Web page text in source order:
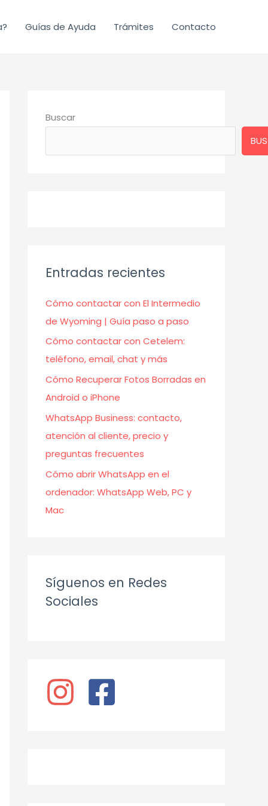
Guías de Ayuda Trámites Contacto
Buscar
Entradas recientes
Cómo contactar con El Intermedio
de Wyoming | Guía paso a paso
Cómo contactar con Cetelem:
teléfono, email, chat y más
Cómo Recuperar Fotos Borradas en
Android o iPhone
WhatsApp Business: contacto,
atención al cliente, precio y
preguntas frecuentes
Cómo abrir WhatsApp en el
ordenador: WhatsApp Web, PC y
Mac
Síguenos en Redes
Sociales